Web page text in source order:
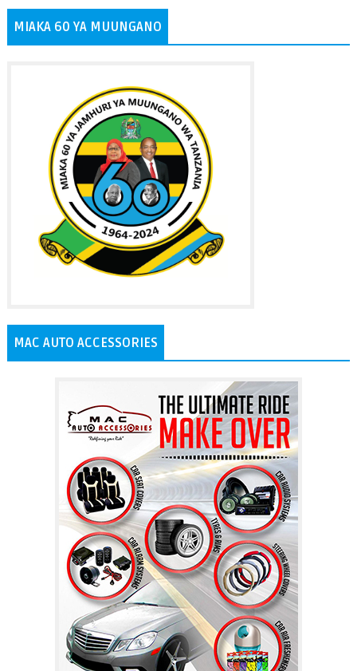
MIAKA 60 YA MUUNGANO
MAC AUTO ACCESSORIES